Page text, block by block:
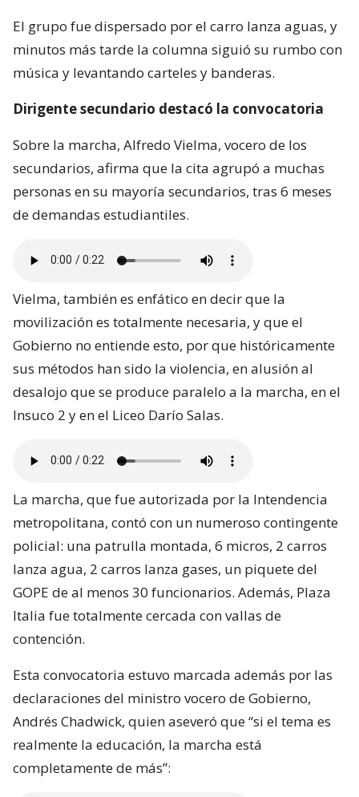
El grupo fue dispersado por el carro lanza aguas, y
minutos más tarde la columna siguió su rumbo con
música y levantando carteles y banderas.
Dirigente secundario destacó la convocatoria
Sobre la marcha, Alfredo Vielma, vocero de los
secundarios, afirma que la cita agrupó a muchas
personas en su mayoría secundarios, tras 6 meses
de demandas estudiantiles.
Vielma, también es enfático en decir que la
movilización es totalmente necesaria, y que el
Gobierno no entiende esto, por que históricamente
sus métodos han sido la violencia, en alusión al
desalojo que se produce paralelo a la marcha, en el
Insuco 2 y en el Liceo Darío Salas.
La marcha, que fue autorizada por la Intendencia
metropolitana, contó con un numeroso contingente
policial: una patrulla montada, 6 micros, 2 carros
lanza agua, 2 carros lanza gases, un piquete del
GOPE de al menos 30 funcionarios. Además, Plaza
Italia fue totalmente cercada con vallas de
contención.
Esta convocatoria estuvo marcada además por las
declaraciones del ministro vocero de Gobierno,
Andrés Chadwick, quien aseveró que “si el tema es
realmente la educación, la marcha está
completamente de más”: